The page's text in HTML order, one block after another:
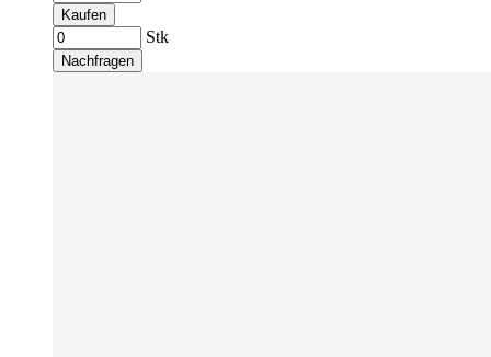
Kaufen
Stk
Nachfragen